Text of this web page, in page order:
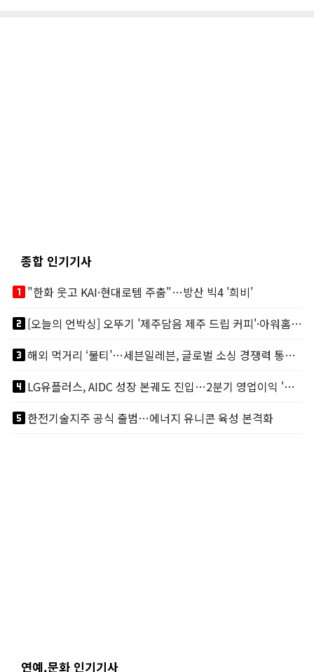
종합 인기기사
looks_one"한화 웃고 KAI·현대로템 주춤"…방산 빅4 '희비'
looks_two
[오늘의 언박싱] 오뚜기 '제주담음 제주 드립 커피'·아워홈 ‘갓석박지’ 外
looks_3
해외 먹거리 ‘불티’…세븐일레븐, 글로벌 소싱 경쟁력 통했다
looks_4
LG유플러스, AIDC 성장 본궤도 진입…2분기 영업이익 '역대 최대'
looks_5한전기술지주 공식 출범…에너지 유니콘 육성 본격화
연예.문화 인기기사